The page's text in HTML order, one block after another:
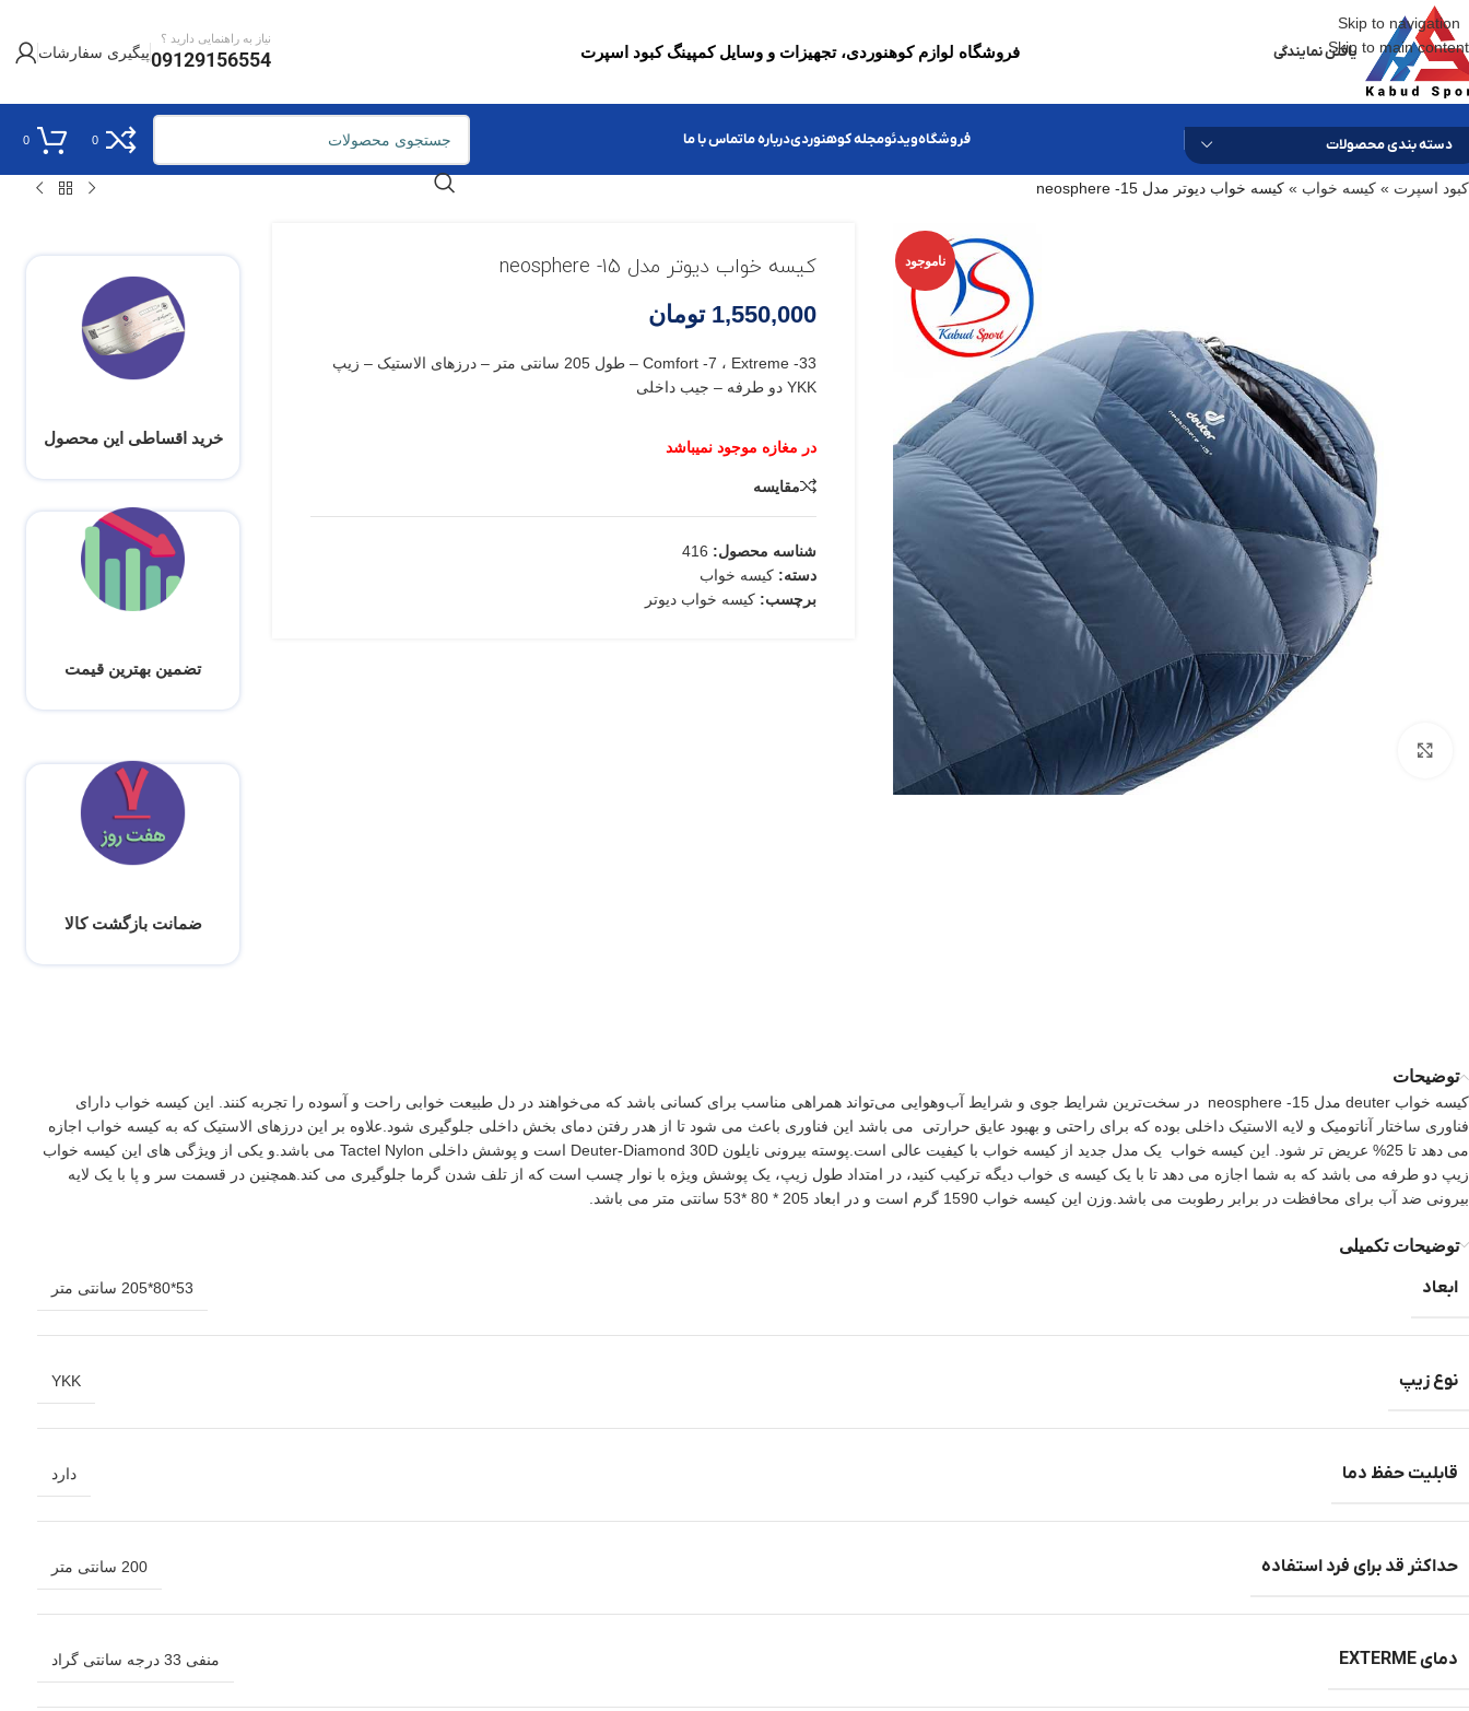
Skip to navigation
Skip to main contentیافتن نمایندگی فروشگاه لوازم کوهنوردی، تجهیزات و وسایل کمپینگ کبود اسپرت
نیاز به راهنمایی دارید ؟
09129156554پیگیری سفارشات
دسته بندی محصولات فروشگاهویدئومجله کوهنوردیدرباره ماتماس با ما 0
0
کبود اسپرت » کیسه خواب » کیسه خواب دیوتر مدل neosphere -15
ناموجود
کیسه خواب دیوتر مدل neosphere -15
1,550,000 تومان
Comfort -7 ، Extreme -33 – طول 205 سانتی متر – درزهای الاستیک – زیپ
YKK دو طرفه – جیب داخلی
مقایسه
شناسه محصول: 416
دسته: کیسه خواب
برچسب: کیسه خواب دیوتر
خرید اقساطی این محصول
تضمین بهترین قیمت
ضمانت بازگشت کالا
توضیحات
کیسه خواب deuter مدل neosphere -15 در سخت‌ترین شرایط جوی و شرایط آب‌و‌هوایی می‌تواند همراهی مناسب برای کسانی باشد که می‌خواهند در دل طبیعت خوابی راحت و آسوده را تجربه کنند. این کیسه ‌خواب دارای
فناوری ساختار آناتومیک و لایه الاستیک داخلی بوده که برای راحتی و بهبود عایق حرارتی می باشد این فناوری باعث می شود تا از هدر رفتن دمای بخش داخلی جلوگیری شود.علاوه بر این درزهای الاستیک که به کیسه خواب اجازه
می دهد تا 25% عریض تر شود. این کیسه خواب یک مدل جدید از کیسه خواب با کیفیت عالی است.پوسته بیرونی نایلون Deuter-Diamond 30D است و پوشش داخلی Tactel Nylon می باشد.و یکی از ویژگی های این کیسه خواب
زیپ دو طرفه می باشد که به شما اجازه می دهد تا با یک کیسه ی خواب دیگه ترکیب کنید، در امتداد طول زیپ، یک پوشش ویژه با نوار چسب است که از تلف شدن گرما جلوگیری می کند.همچنین در قسمت سر و پا با یک لایه
بیرونی ضد آب برای محافظت در برابر رطوبت می باشد.وزن این کیسه خواب 1590 گرم است و در ابعاد 205 * 80 *53 سانتی متر می باشد.
توضیحات تکمیلی
ابعاد 53*80*205 سانتی متر
نوع زیپ YKK
قابلیت حفظ دما دارد
حداکثر قد برای فرد استفاده 200 سانتی متر
دمای EXTERME منفی 33 درجه سانتی گراد